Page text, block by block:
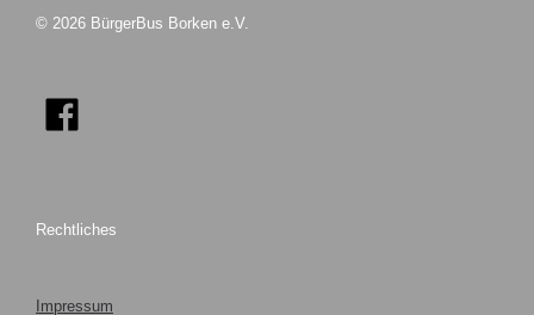
© 2026 BürgerBus Borken e.V.
Rechtliches
Impressum